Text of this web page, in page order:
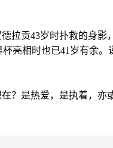
贡43岁时扑救的身影
亮相时也已41岁有余
是热爱，是执着，亦